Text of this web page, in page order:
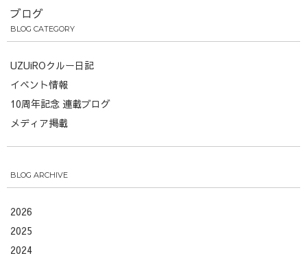
ブログ
BLOG CATEGORY
UZUiROクルー日記
イベント情報
10周年記念 連載ブログ
メディア掲載
BLOG ARCHIVE
2026
2025
2024